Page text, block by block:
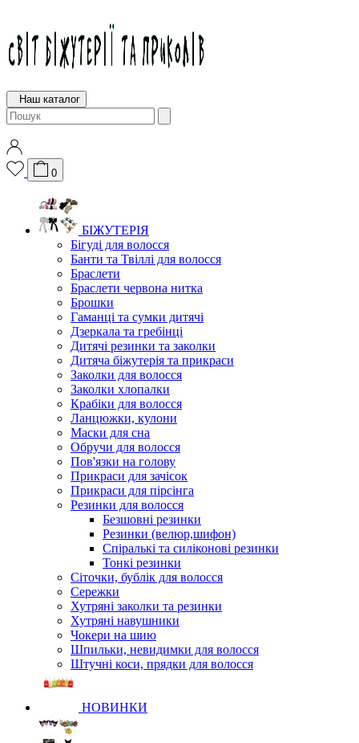
Наш каталог
0
БІЖУТЕРІЯ
Бігуді для волосся
Банти та Твіллі для волосся
Браслети
Браслети червона нитка
Брошки
Гаманці та сумки дитячі
Дзеркала та гребінці
Дитячі резинки та заколки
Дитяча біжутерія та прикраси
Заколки для волосся
Заколки хлопалки
Крабіки для волосся
Ланцюжки, кулони
Маски для сна
Обручи для волосся
Пов'язки на голову
Прикраси для зачісок
Прикраси для пірсінга
Резинки для волосся
Безшовні резинки
Резинки (велюр,шифон)
Спіралькі та силіконові резинки
Тонкі резинки
Сіточки, бублік для волосся
Сережки
Хутряні заколки та резинки
Хутряні навушники
Чокери на шию
Шпильки, невидимки для волосся
Штучні коси, прядки для волосся
НОВИНКИ